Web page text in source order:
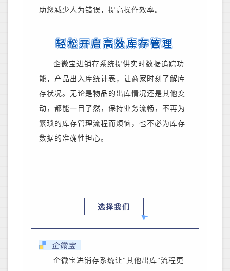
助您减少人为错误，提高操作效率。
轻松开启高效库存管理
企微宝进销存系统提供实时数据追踪功
能， 产品出入库统计表， 让商家 时刻了解库
存状况。无论是物品的出库情况还是其他变
动，都能一目了然，保持业务流畅 ， 不再为
繁琐的库存管理流程而烦恼，也不必为库存
数据的准确性担心。
选择我们
企微宝
企微宝进销存系统让 "其他出库"流程更